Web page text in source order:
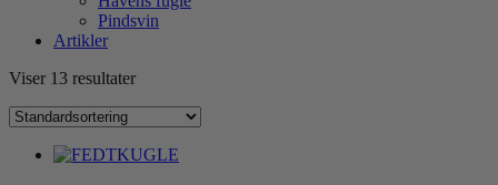
Pindsvin
Artikler
Viser 13 resultater